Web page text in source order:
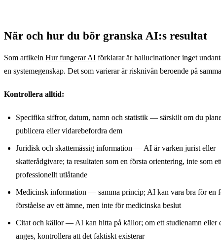
personuppgift som
behöver dessa
När och hur du bör granska AI:s resultat
Som artikeln Hur fungerar AI förklarar är hallucinationer inget
en systemegenskap. Det som varierar är risknivån beroende på
Kontrollera alltid:
Specifika siffror, datum, namn och statistik — särskilt om du
publicera eller vidarebefordra dem
Juridisk och skattemässig information — AI är varken jurist eller
skatterådgivare; ta resultaten som en första orientering, inte som
professionellt utlåtande
Medicinsk information — samma princip; AI kan vara bra för en
förståelse av ett ämne, men inte för medicinska beslut
Citat och källor — AI kan hitta på källor; om ett studienamn eller
anges, kontrollera att det faktiskt existerar